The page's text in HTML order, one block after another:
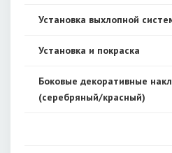
Установка выхлопной
Установка и покраска
Боковые декоративные
(серебряный/красный)